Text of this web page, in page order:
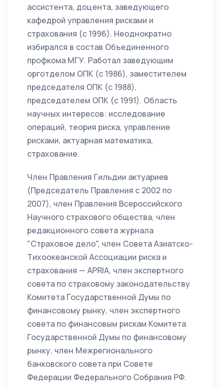
ассистента, доцента, заведующего
кафедрой управления рисками и
страхования (с 1996). Неоднократно
избирался в состав Объединенного
профкома МГУ. Работал заведующим
орготделом ОПК (с 1986), заместителем
председателя ОПК (с 1988),
председателем ОПК (с 1991). Область
научных интересов: исследование
операций, теория риска, управление
рисками, актуарная математика,
страхование.
Член Правления Гильдии актуариев
(Председатель Правления с 2002 по
2007), член Правления Всероссийского
Научного страхового общества, член
редакционного совета журнала
"Страховое дело", член Совета Азиатско-
Тихоокеанской Ассоциации риска и
страхования — APRIA, член экспертного
совета по страховому законодательству
Комитета Государственной Думы по
финансовому рынку, член экспертного
совета по финансовым рискам Комитета
Государственной Думы по финансовому
рынку, член Межрегионального
банковского совета при Совете
Федерации Федерального Собрания РФ.